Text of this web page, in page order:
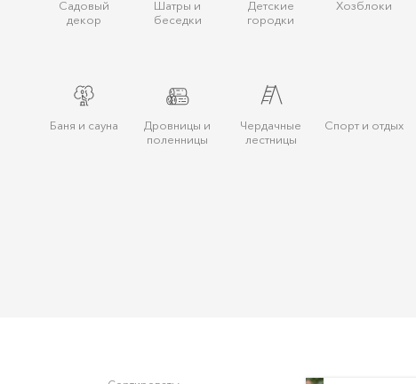
Cадовый
декор
Шатры и
беcедки
Детские
городки
Хозблоки
Баня и сауна
Дровницы и
поленницы
Чердачные
лестницы
Спорт и отдых